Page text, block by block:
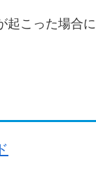
起こった場合に